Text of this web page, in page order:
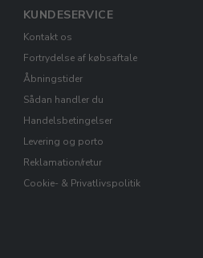
KUNDESERVICE
Kontakt os
Fortrydelse af købsaftale
Åbningstider
Sådan handler du
Handelsbetingelser
Levering og porto
Reklamation/retur
Cookie- & Privatlivspolitik